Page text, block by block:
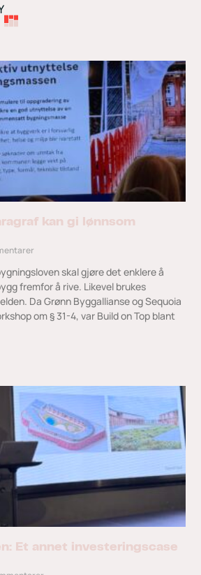
kan gi lønnsom
skal gjøre det enklere å
fremfor å rive. Likevel brukes
Da Grønn Byggallianse og Sequoia
om § 31-4, var Build on Top blant
Et annet investeringscase